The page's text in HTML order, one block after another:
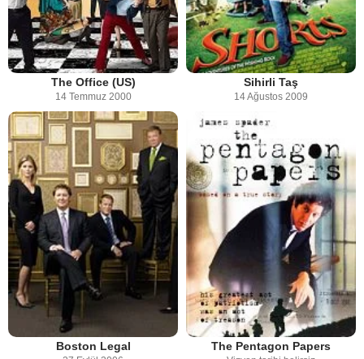
The Office (US)
14 Temmuz 2000
Sihirli Taş
14 Ağustos 2009
Boston Legal The Pentagon Papers